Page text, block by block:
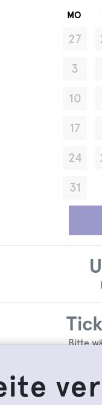
MO
27
3
10
17
24
31
Bitte